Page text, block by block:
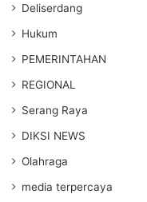
Deliserdang
Hukum
PEMERINTAHAN
REGIONAL
Serang Raya
DIKSI NEWS
Olahraga
media terpercaya